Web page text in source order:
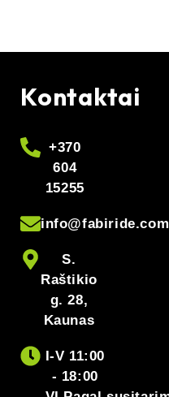
Kontaktai
+370
604
15255
info@fabiride.com
S.
Raštikio
g. 28,
Kaunas
I-V 11:00
- 18:00